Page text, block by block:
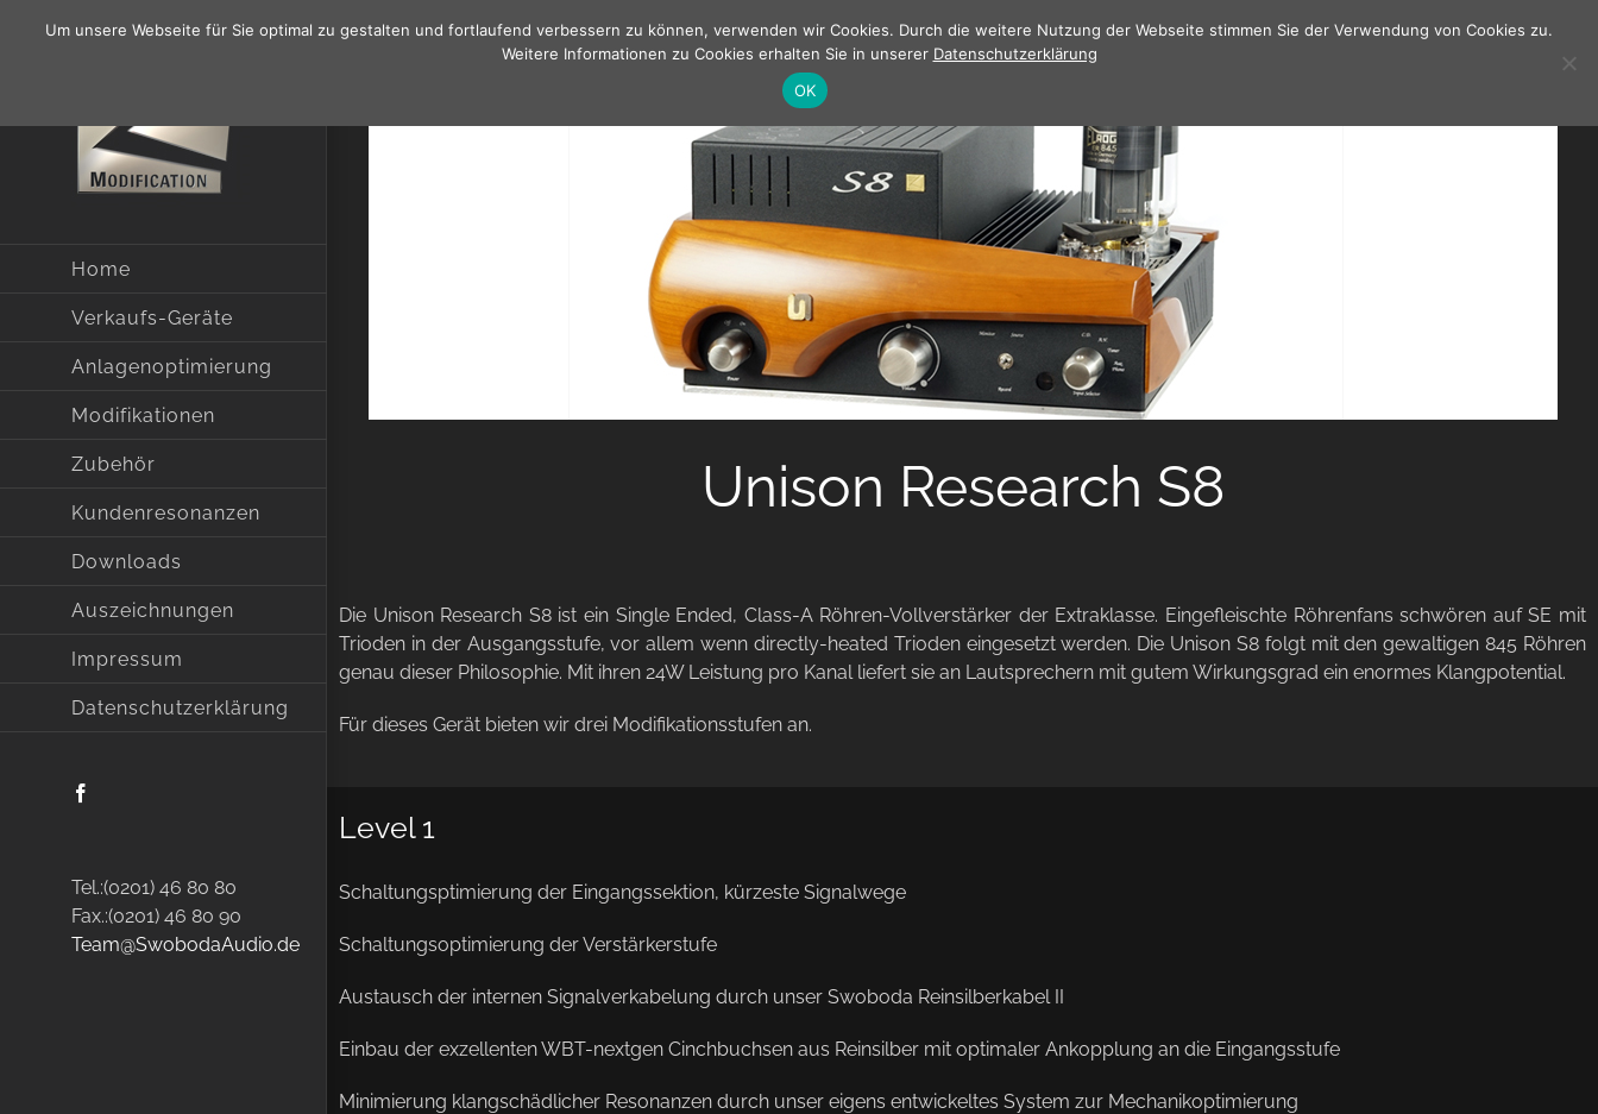
Home
Verkaufs-Geräte
Anlagenoptimierung
Modifikationen
Zubehör
Kundenresonanzen
Downloads
Auszeichnungen
Impressum
Datenschutzerklärung
Tel.:(0201) 46 80 80
Fax.:(0201) 46 80 90
Team@SwobodaAudio.de
Unison Research S8
Die Unison Research S8 ist ein Single Ended, Class-A Röhren-Vollverstärker der Extraklasse. Eingefleischte Röhrenfans schwören auf SE mit
Trioden in der Ausgangsstufe, vor allem wenn directly-heated Trioden eingesetzt werden. Die Unison S8 folgt mit den gewaltigen 845 Röhren
genau dieser Philosophie. Mit ihren 24W Leistung pro Kanal liefert sie an Lautsprechern mit gutem Wirkungsgrad ein enormes Klangpotential.
Für dieses Gerät bieten wir drei Modifikationsstufen an.
Level 1
Schaltungsptimierung der Eingangssektion, kürzeste Signalwege
Schaltungsoptimierung der Verstärkerstufe
Austausch der internen Signalverkabelung durch unser Swoboda Reinsilberkabel II
Einbau der exzellenten WBT-nextgen Cinchbuchsen aus Reinsilber mit optimaler Ankopplung an die Eingangsstufe
Minimierung klangschädlicher Resonanzen durch unser eigens entwickeltes System zur Mechanikoptimierung
Um unsere Webseite für Sie optimal zu gestalten und fortlaufend verbessern zu können, verwenden wir Cookies. Durch die weitere Nutzung der Webseite stimmen Sie der Verwendung von Cookies zu.
Weitere Informationen zu Cookies erhalten Sie in unserer Datenschutzerklärung
OK